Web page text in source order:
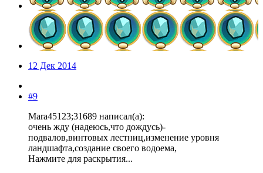
12 Дек 2014
#9
Mara45123;31689 написал(а):
очень жду (надеюсь,что дождусь)-
подвалов,винтовых лестниц,изменение уровня
ландшафта,создание своего водоема,
Нажмите для раскрытия...